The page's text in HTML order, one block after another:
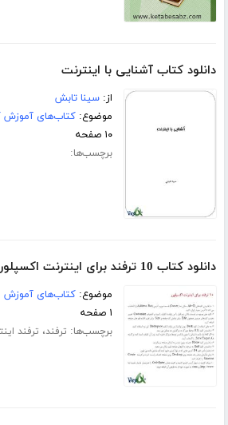
دانلود کتاب آشنایی با اینترنت
از:سینا تابش
موضوع:کتاب‌های آموزش
۱۰ صفحه
برچسب‌ها:
دانلود کتاب 10 ترفند برای اینترنت اکسپلورر
موضوع:کتاب‌های آموزش و
۱ صفحه
برچسب‌ها: ترفند، ترفند